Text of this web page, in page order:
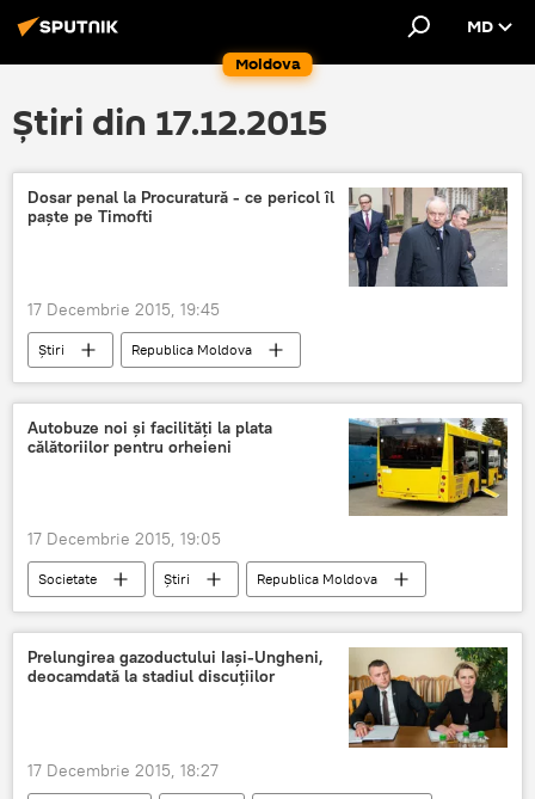
Moldova
MD
Știri din 17.12.2015
Dosar penal la Procuratură - ce pericol îl
paşte pe Timofti
17 Decembrie 2015, 19:45
Știri
Republica Moldova
Nicolae Timofti
Corneliu Gurin
Procuratura Generală
dosar
preşedinte
pericol
Autobuze noi şi facilităţi la plata
călătoriilor pentru orheieni
17 Decembrie 2015, 19:05
Societate Știri
Republica Moldova
Orhei
Ilan Şor
Primăria
transport public
contracte de achiziţie
Prelungirea gazoductului Iaşi-Ungheni,
deocamdată la stadiul discuţiilor
17 Decembrie 2015, 18:27